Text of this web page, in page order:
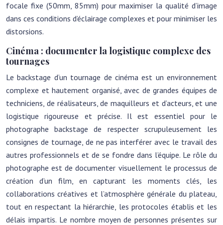
focale fixe (50mm, 85mm) pour maximiser la qualité d’image
dans ces conditions d’éclairage complexes et pour minimiser les
distorsions.
Cinéma : documenter la logistique complexe des
tournages
Le backstage d’un tournage de cinéma est un environnement
complexe et hautement organisé, avec de grandes équipes de
techniciens, de réalisateurs, de maquilleurs et d’acteurs, et une
logistique rigoureuse et précise. Il est essentiel pour le
photographe backstage de respecter scrupuleusement les
consignes de tournage, de ne pas interférer avec le travail des
autres professionnels et de se fondre dans l’équipe. Le rôle du
photographe est de documenter visuellement le processus de
création d’un film, en capturant les moments clés, les
collaborations créatives et l’atmosphère générale du plateau,
tout en respectant la hiérarchie, les protocoles établis et les
délais impartis. Le nombre moyen de personnes présentes sur